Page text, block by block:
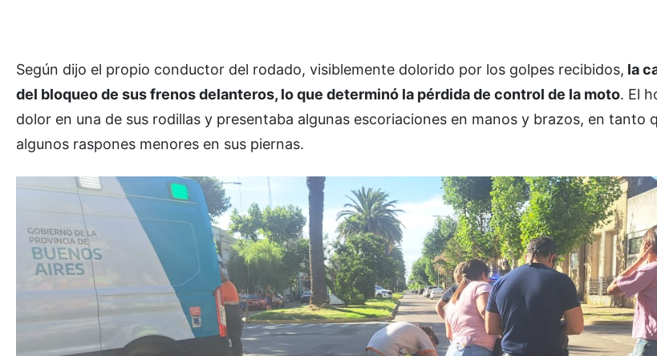
Según dijo el propio conductor del rodado, visiblemente dolorido por los golpes recibidos, la
del bloqueo de sus frenos delanteros, lo que determinó la pérdida de control de la moto. El
dolor en una de sus rodillas y presentaba algunas escoriaciones en manos y brazos, en tanto
algunos raspones menores en sus piernas.